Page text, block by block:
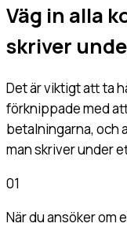
Väg in alla
skriver
Det är viktigt att ta
förknippade med
betalningarna, och
man skriver under
01
När du ansöker om